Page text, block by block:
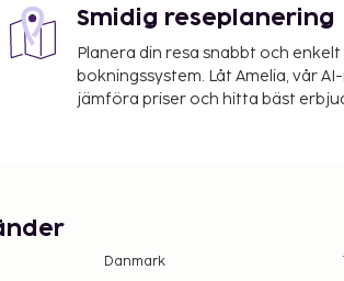
ingår. Köksstädning utförs av gästen.
Turistskatt/miljöavgift betalas
och fasta ankomstdagar (vanligen
Övrig tid vanligen min. 2-4 nätters
Smidig reseplanering
Planera din resa snabbt och enkelt
bokningssystem. Låt Amelia, vår
jämföra priser och hitta bäst
Danmark